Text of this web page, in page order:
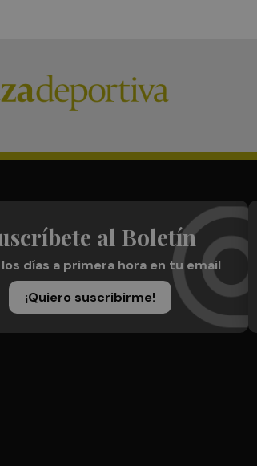
al Boletín
días a primera hora en tu email
¡Quiero suscribirme!